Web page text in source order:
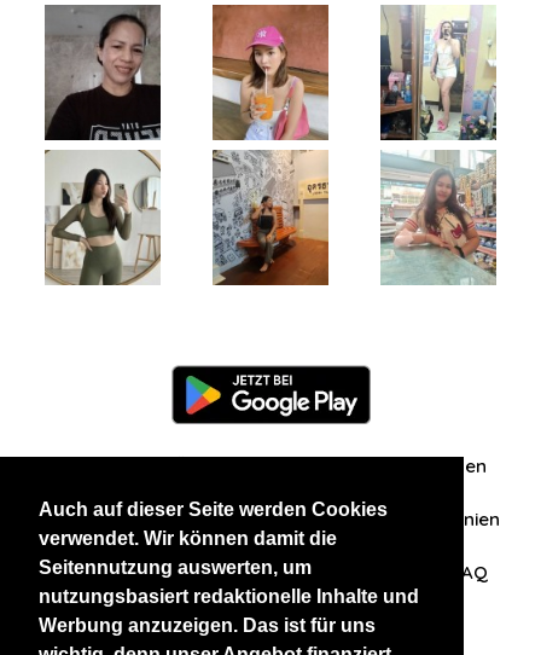
Auch auf dieser Seite werden Cookies
verwendet. Wir können damit die
Seitennutzung auswerten, um
nutzungsbasiert redaktionelle Inhalte und
Werbung anzuzeigen. Das ist für uns
Zuschriften/Erfahrungen
Datenschutzerklärung AGB Datenschutzrichtlinien
Nehmen Sie Kontakt mit uns auf FAQ
Unsere anderen Websites